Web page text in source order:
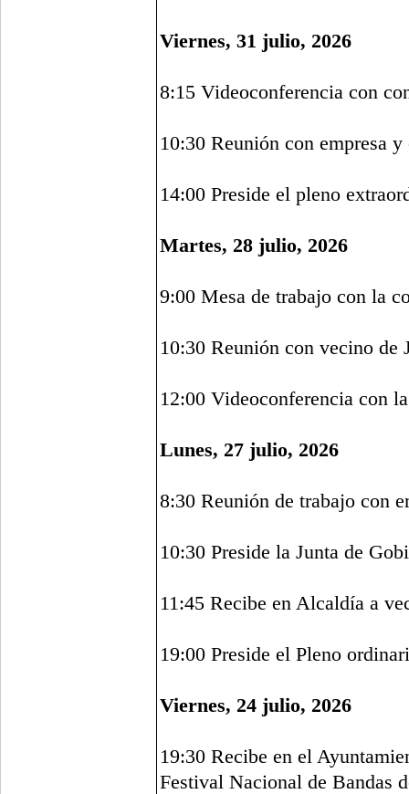
Viernes, 31 julio, 2026
8:15 Videoconferencia con
10:30 Reunión con empresa
14:00 Preside el pleno
Martes, 28 julio, 2026
9:00 Mesa de trabajo con la
10:30 Reunión con vecino de
12:00 Videoconferencia con
Lunes, 27 julio, 2026
8:30 Reunión de trabajo con
10:30 Preside la Junta de
11:45 Recibe en Alcaldía a
19:00 Preside el Pleno
Viernes, 24 julio, 2026
19:30 Recibe en el
Festival Nacional de Bandas